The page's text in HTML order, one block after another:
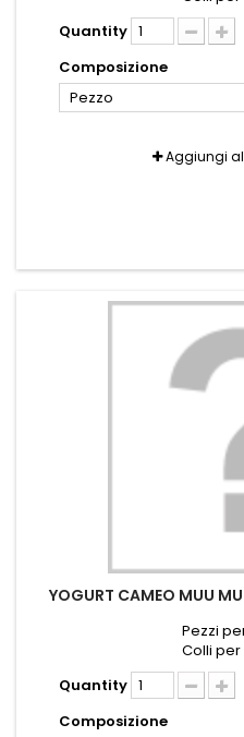
Quantity
Composizione
Pezzo
Aggiungi
YOGURT CAMEO MUU
Pezzi
Colli per
Quantity
Composizione